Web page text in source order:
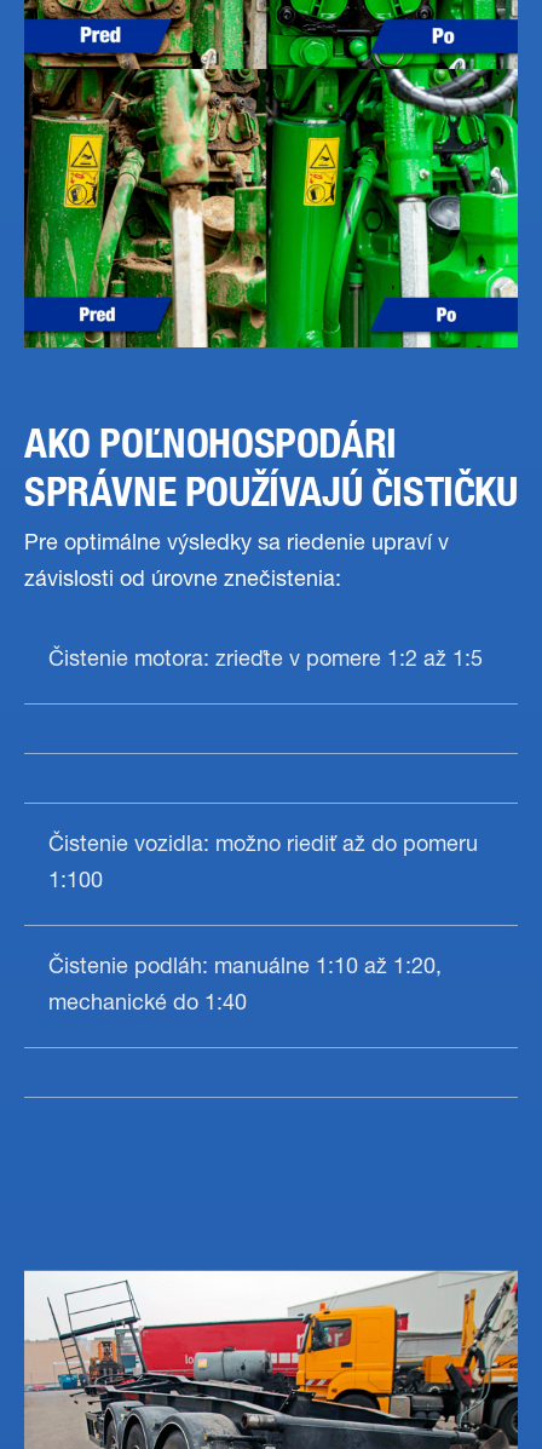
AKO POĽNOHOSPODÁRI
SPRÁVNE POUŽÍVAJÚ ČISTIČKU
Pre optimálne výsledky sa riedenie upraví v
závislosti od úrovne znečistenia:
Čistenie motora: zrieďte v pomere 1:2 až 1:5
Čistenie vozidla: možno riediť až do pomeru
1:100
Čistenie podláh: manuálne 1:10 až 1:20,
mechanické do 1:40